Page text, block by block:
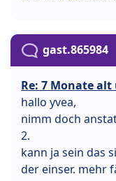
gast.865984
Re: 7 Monate
hallo yvea,
nimm doch
2.
kann ja sein das
der einser. mehr